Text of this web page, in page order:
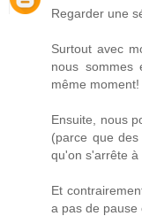
Regarder une
Surtout avec
nous sommes
même moment!
Ensuite, nous
(parce que
qu'on s'arrête à
Et
a pas de pause